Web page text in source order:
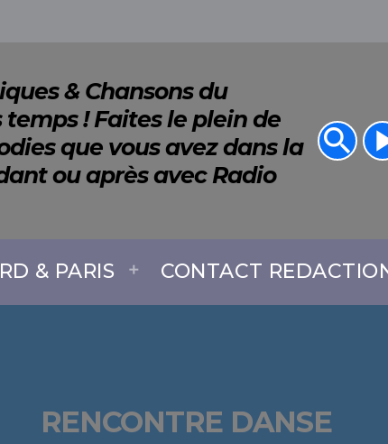
& Chansons du
temps ! Faites le plein de
que vous avez dans la
ou après avec Radio
& PARIS CONTACT
search
RENCONTRE DANSE